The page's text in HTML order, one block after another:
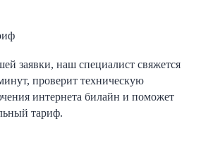
заявки, наш специалист свяжется
проверит техническую
интернета билайн и поможет
тариф.